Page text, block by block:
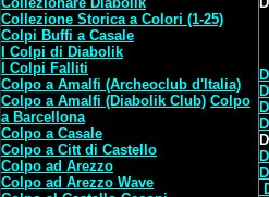
Collezione Storica a Colori (1-25)
Colpi Buffi a Casale
I Colpi di Diabolik
I Colpi Falliti
Colpo a Amalfi (Archeoclub d'Italia)
Colpo a Amalfi (Diabolik Club) Colpo
a Barcellona
Colpo a Casale
Colpo a Citt di Castello
Colpo ad Arezzo
Colpo ad Arezzo Wave